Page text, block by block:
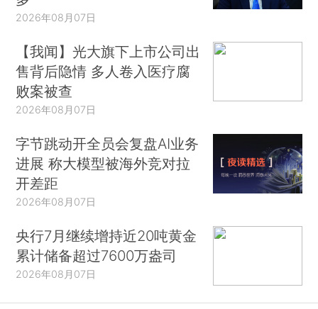
2026年08月07日
【我闻】光大旗下上市公司出
售背后隐情 多人卷入医疗腐
败案被查
2026年08月07日
字节跳动开全员会复盘AI业务
进展 称大模型被海外竞对拉
开差距
2026年08月07日
央行7月继续增持近20吨黄金
累计储备超过7600万盎司
2026年08月07日